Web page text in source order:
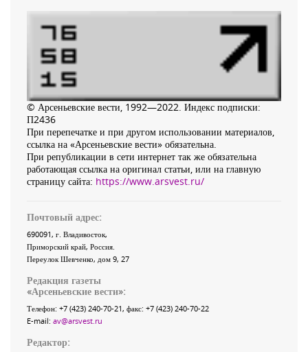
© Арсеньевские вести, 1992—2022. Индекс подписки:
П2436
При перепечатке и при другом использовании материалов,
ссылка на «Арсеньевские вести» обязательна.
При републикации в сети интернет так же обязательна
работающая ссылка на оригинал статьи, или на главную
страницу сайта: https://www.arsvest.ru/
Почтовый адрес:
690091, г. Владивосток,
Приморский край, Россия
Переулок Шевченко, дом 9, 27
Редакция газеты
«Арсеньевские вести»:
Телефон: +7 (423) 240-70-21, факс: +7 (423) 240-70-22
E-mail: av@arsvest.ru
Редактор: